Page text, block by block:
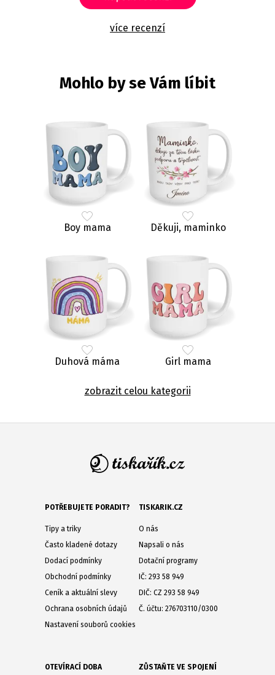
více recenzí
Mohlo by se Vám líbit
Boy mama Děkuji, maminko
Duhová máma Girl mama
zobrazit celou kategorii
POTŘEBUJETE PORADIT?
Tipy a triky
Často kladené dotazy
Dodací podmínky
Obchodní podmínky
Ceník a aktuální slevy
Ochrana osobních údajů
Nastavení souborů cookies
TISKARIK.CZ
O nás
Napsali o nás
Dotační programy
IČ: 293 58 949
DIČ: CZ 293 58 949
Č. účtu: 276703110/0300
OTEVÍRACÍ DOBA ZŮSTAŇTE VE SPOJENÍ